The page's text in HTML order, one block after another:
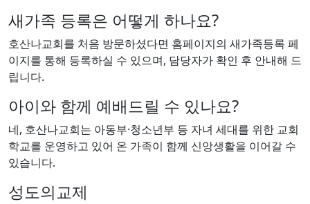
새가족 등록은 어떻게 하나요?
호산나교회를 처음 방문하셨다면 홈페이지의 새가족등록 페
이지를 통해 등록하실 수 있으며, 담당자가 확인 후 안내해 드
립니다.
아이와 함께 예배드릴 수 있나요?
네, 호산나교회는 아동부·청소년부 등 자녀 세대를 위한 교회
학교를 운영하고 있어 온 가족이 함께 신앙생활을 이어갈 수
있습니다.
성도의교제